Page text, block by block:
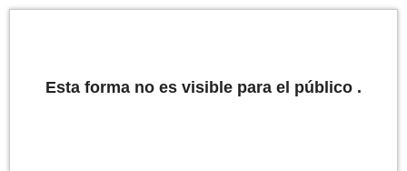
Esta forma no es visible para el público .